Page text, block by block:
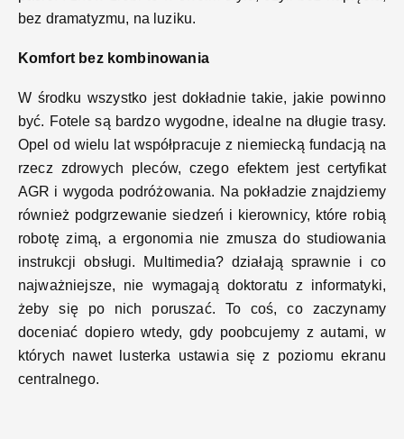
bez dramatyzmu, na luziku.
Komfort bez kombinowania
W środku wszystko jest dokładnie takie, jakie powinno
być. Fotele są bardzo wygodne, idealne na długie trasy.
Opel od wielu lat współpracuje z niemiecką fundacją na
rzecz zdrowych pleców, czego efektem jest certyfikat
AGR i wygoda podróżowania. Na pokładzie znajdziemy
również podgrzewanie siedzeń i kierownicy, które robią
robotę zimą, a ergonomia nie zmusza do studiowania
instrukcji obsługi. Multimedia? działają sprawnie i co
najważniejsze, nie wymagają doktoratu z informatyki,
żeby się po nich poruszać. To coś, co zaczynamy
doceniać dopiero wtedy, gdy poobcujemy z autami, w
których nawet lusterka ustawia się z poziomu ekranu
centralnego.